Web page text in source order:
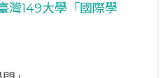
灣149大學「國際學